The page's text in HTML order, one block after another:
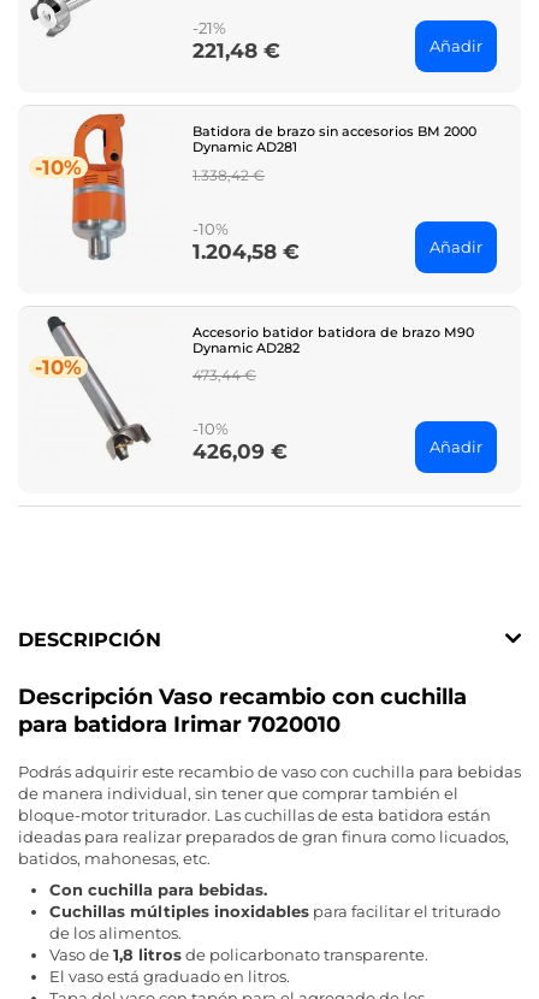
-21%
Price
221,48 € Añadir
-10%
Batidora de brazo sin accesorios BM 2000
Dynamic AD281
Regular
1.338,42 €
-10%
Price
1.204,58 € Añadir
-10%
Accesorio batidor batidora de brazo M90
Dynamic AD282
Regular
473,44 €
-10%
Price
426,09 € Añadir
DESCRIPCIÓN
Descripción Vaso recambio con cuchilla
para batidora Irimar 7020010
Podrás adquirir este recambio de vaso con cuchilla para bebidas
de manera individual, sin tener que comprar también el
bloque-motor triturador. Las cuchillas de esta batidora están
ideadas para realizar preparados de gran finura como licuados,
batidos, mahonesas, etc.
Con cuchilla para bebidas.
Cuchillas múltiples inoxidables para facilitar el triturado
de los alimentos.
Vaso de1,8 litrosde policarbonato transparente.
El vaso está graduado en litros.